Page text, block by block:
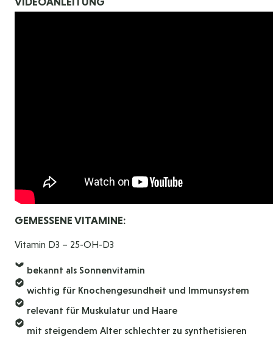
GEMESSENE VITAMINE:
Vitamin D3 – 25-OH-D3
bekannt als Sonnenvitamin
wichtig für Knochengesundheit und Immunsystem
relevant für Muskulatur und Haare
mit steigendem Alter schlechter zu synthetisieren